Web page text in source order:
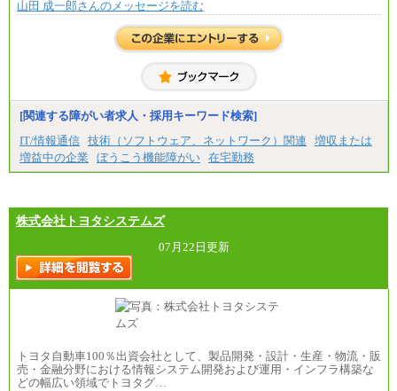
※試用期間中も給与に変更はございません
基本月給／20万5000円以上(正社員・準社員）
いたします
※自己成長支援金(10,000円）を含む
※別途、Workstyle支援金(月額4,000円）
山田 成一郎さんのメッセージを読む
[関連する障がい者求人・採用キーワード検索]
IT/情報通信 技術（ソフトウェア、ネットワーク）関連
増収または
増益中の企業
ぼうこう機能障がい 在宅勤務
株式会社トヨタシステムズ
07月22日更新
トヨタ自動車100％出資会社として、製品開発・設計・生産・物流・販
売・金融分野における情報システム開発および運用・インフラ構築な
どの幅広い領域でトヨタグ…